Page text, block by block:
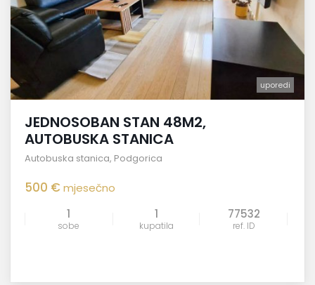
uporedi
JEDNOSOBAN STAN 48M2,
AUTOBUSKA STANICA
Autobuska stanica, Podgorica
500 €mjesečno
1
sobe
1
kupatila
77532
ref. ID